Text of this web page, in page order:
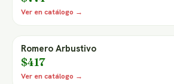
Ver en catálogo →
Romero Arbustivo
$417
Ver en catálogo →